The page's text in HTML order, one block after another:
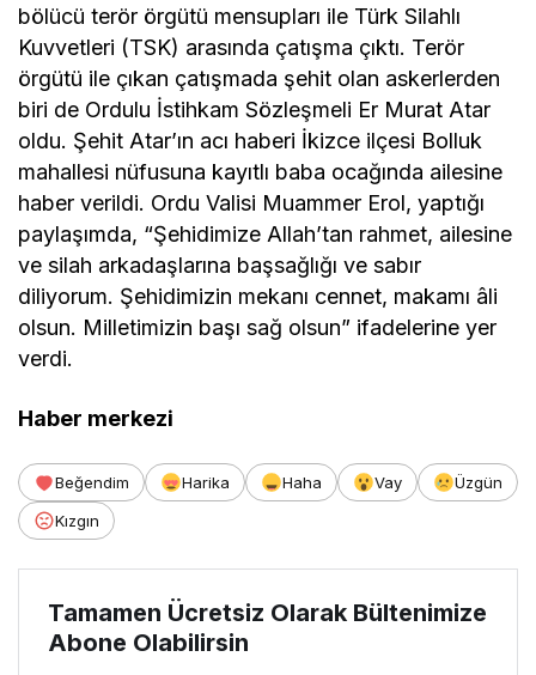
bölücü terör örgütü mensupları ile Türk Silahlı
Kuvvetleri (TSK) arasında çatışma çıktı. Terör
örgütü ile çıkan çatışmada şehit olan askerlerden
biri de Ordulu İstihkam Sözleşmeli Er Murat Atar
oldu. Şehit Atar’ın acı haberi İkizce ilçesi Bolluk
mahallesi nüfusuna kayıtlı baba ocağında ailesine
haber verildi. Ordu Valisi Muammer Erol, yaptığı
paylaşımda, “Şehidimize Allah’tan rahmet, ailesine
ve silah arkadaşlarına başsağlığı ve sabır
diliyorum. Şehidimizin mekanı cennet, makamı âli
olsun. Milletimizin başı sağ olsun” ifadelerine yer
verdi.
Haber merkezi
Beğendim Harika Haha Vay
Üzgün
Kızgın
Tamamen Ücretsiz Olarak Bültenimize
Abone Olabilirsin